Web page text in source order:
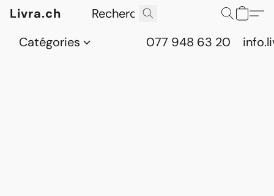
Livra.ch
Catégories
077 948 63 20